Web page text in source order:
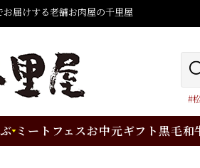
届けする老舗お肉屋の千里屋
ミートフェスお中元ギフト黒毛和